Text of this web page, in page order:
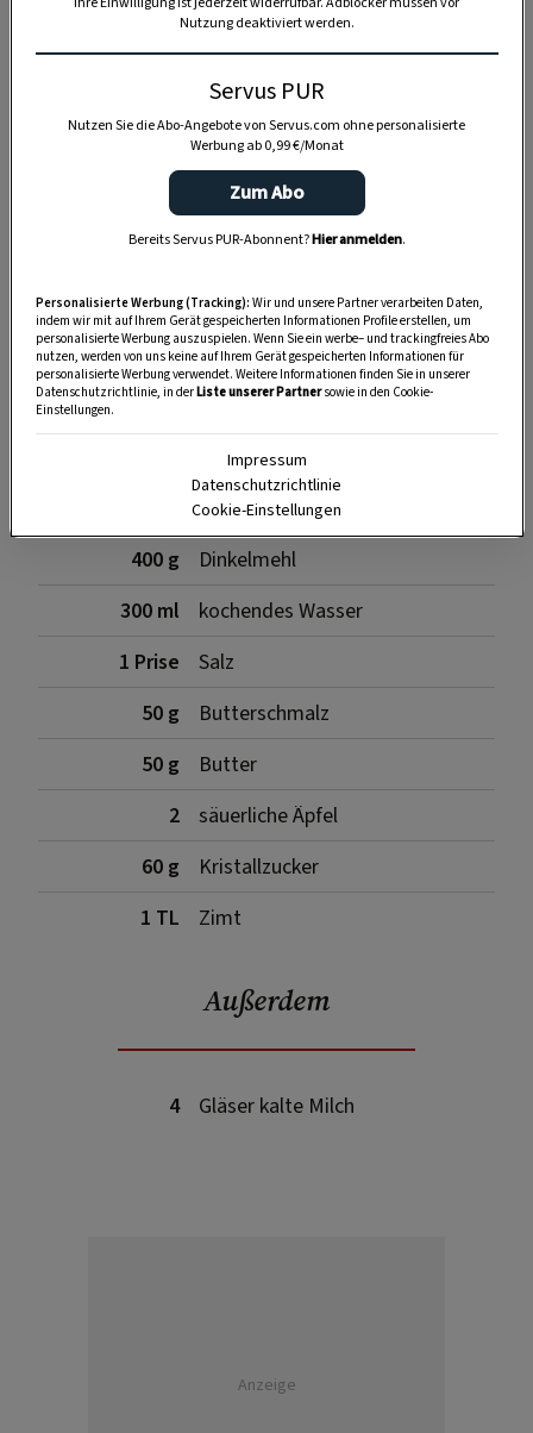
SPEICHERN DRUCKEN
Zutaten
400 g
Dinkelmehl
300 ml
kochendes Wasser
1 Prise
Salz
50 g
Butterschmalz
50 g
Butter
2
säuerliche Äpfel
60 g
Kristallzucker
1 TL
Zimt
Außerdem
4 Gläser kalte Milch
Anzeige
Nutzung deaktiviert werden.
Servus PUR
Nutzen Sie die Abo-Angebote von Servus.com ohne personalisierte
Werbung ab 0,99 €/Monat
Zum Abo
Bereits Servus PUR-Abonnent?Hier anmelden.
Personalisierte Werbung (Tracking): Wir und unsere Partner verarbeiten Daten,
indem wir mit auf Ihrem Gerät gespeicherten Informationen Profile erstellen, um
personalisierte Werbung auszuspielen. Wenn Sie ein werbe– und trackingfreies Abo
nutzen, werden von uns keine auf Ihrem Gerät gespeicherten Informationen für
personalisierte Werbung verwendet. Weitere Informationen finden Sie in unserer
Datenschutzrichtlinie, in derListe unserer Partnersowie in den Cookie-
Einstellungen.
Impressum
Datenschutzrichtlinie
Cookie-Einstellungen